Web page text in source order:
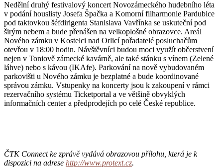
Nedělní druhý festivalový koncert Novozámeckého hudebního léta
v podání houslisty Josefa Špačka a Komorní filharmonie Pardubice
pod taktovkou šéfdirigenta Stanislava Vavřínka se uskuteční pod
širým nebem a bude přenášen na velkoplošné obrazovce. Areál
Nového zámku v Kostelci nad Orlicí pořadatelé posluchačům
otevřou v 18:00 hodin. Návštěvníci budou moci využít občerstvení
nejen v Toniově zámecké kavárně, ale také stánku s vínem (Zelené
láhve) nebo s kávou (IKAfe). Parkování na nově vybudovaném
parkovišti u Nového zámku je bezplatné a bude koordinované
správou zámku. Vstupenky na koncerty jsou k zakoupení v rámci
rezervačního systému Ticketportal a ve většině obvyklých
informačních center a předprodejích po celé České republice.
ČTK Connect ke zprávě vydává obrazovou přílohu, která je k
dispozici na adrese http://www.protext.cz.